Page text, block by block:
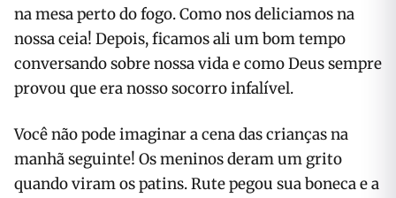
na mesa perto do fogo. Como nos deliciamos na
nossa ceia! Depois, ficamos ali um bom tempo
conversando sobre nossa vida e como Deus sempre
provou que era nosso socorro infalível.
Você não pode imaginar a cena das crianças na
manhã seguinte! Os meninos deram um grito
quando viram os patins. Rute pegou sua boneca e a